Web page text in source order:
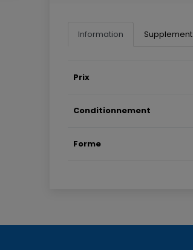
Information Supplement
Prix
Conditionnement
Forme